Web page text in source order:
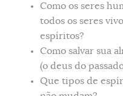
Como os seres
todos os seres
espíritos?
Como salvar sua
(o deus do
Que tipos de